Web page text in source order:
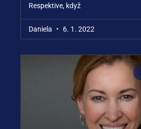
Respektive, když
Daniela 6. 1. 2022